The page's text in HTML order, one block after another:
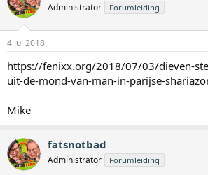
Administrator Forumleiding
4 jul 2018
https://fenixx.org/2018/07/03/dieven-
uit-de-mond-van-man-in-parijse-
Mike
fatsnotbad
Administrator Forumleiding